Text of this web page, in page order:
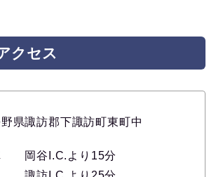
クセス
訪郡下諏訪町東町中
岡谷I.C.より15分